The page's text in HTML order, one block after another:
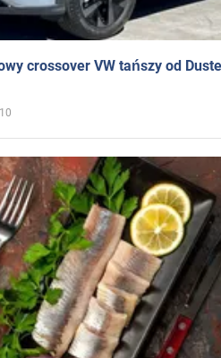
crossover VW tańszy od
10